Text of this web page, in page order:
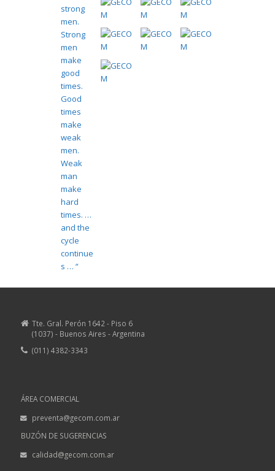
Tte. Gral. Perón 1642 - Piso 6
(1037) - Buenos Aires - Argentina
(011) 4382-3343
ÁREA COMERCIAL
preventa@gecom.com.ar
BUZÓN DE SUGERENCIAS
calidad@gecom.com.ar